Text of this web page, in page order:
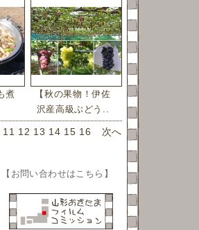
煮
【秋の果物！伊佐
沢産高級ぶどう..
11 12 13 14 15 16 次へ
【 お問い合わせはこちら 】